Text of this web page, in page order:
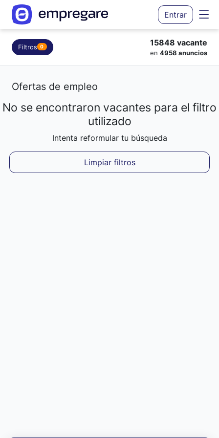
Entrar
Filtros 0 15848 vacante
en 4958 anuncios
Ofertas de empleo
Cargando resultados...
No se encontraron vacantes para el filtro
utilizado
Intenta reformular tu búsqueda
Limpiar filtros